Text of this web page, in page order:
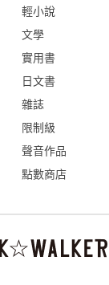
輕小說
文學
實用書
日文書
雜誌
限制級
聲音作品
點數商店